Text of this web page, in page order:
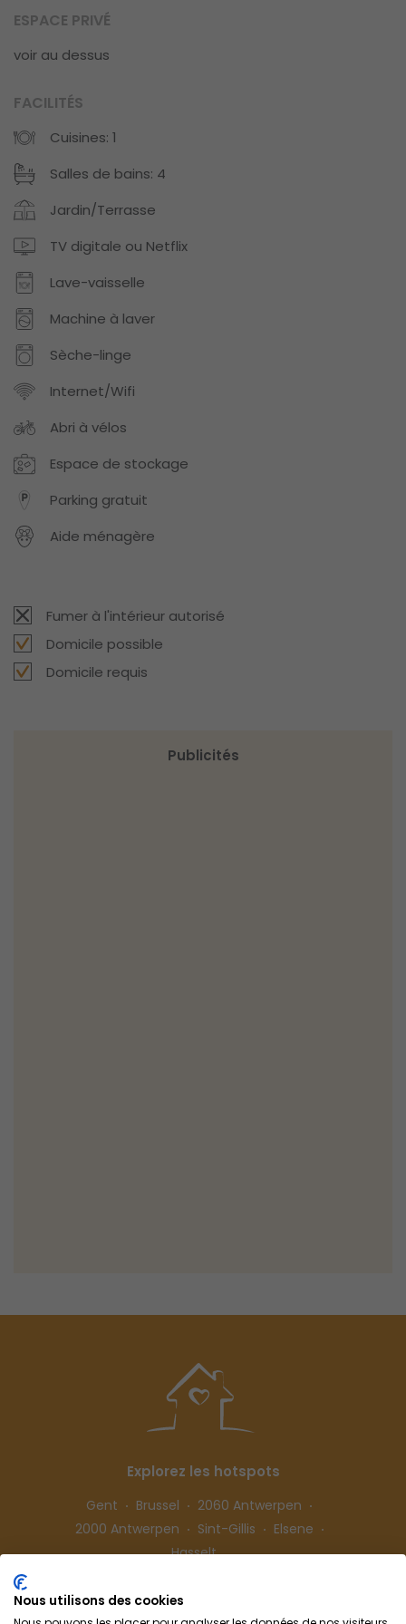
ESPACE PRIVÉ
voir au dessus
FACILITÉS
Cuisines: 1
Salles de bains: 4
Jardin/Terrasse
TV digitale ou Netflix
Lave-vaisselle
Machine à laver
Sèche-linge
Internet/Wifi
Abri à vélos
Espace de stockage
Parking gratuit
Aide ménagère
Fumer à l'intérieur autorisé
Domicile possible
Domicile requis
Publicités
Explorez les hotspots
Gent Brussel
2060 Antwerpen
2000 Antwerpen
Sint-Gillis
Elsene
Hasselt
Suivez-nous
Nous utilisons des cookies